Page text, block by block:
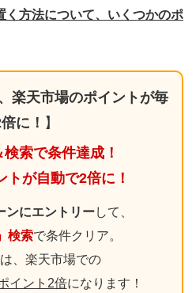
く方法について、いくつかのポ
楽天市場のポイントが毎
に！ 】
索で条件達成！
トが自動で2倍に！
ンにエントリーして、
検索で条件クリア。
、楽天市場での
イント2倍になります！